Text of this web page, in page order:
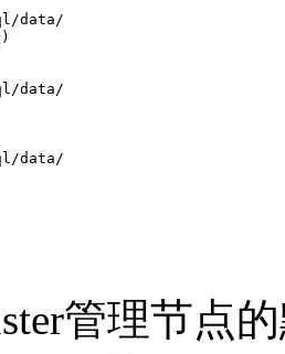
data/
data/
data/
管理节点